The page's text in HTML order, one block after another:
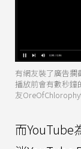
有網友裝了廣告攔
播放前會有數秒鐘
友
而YouTube